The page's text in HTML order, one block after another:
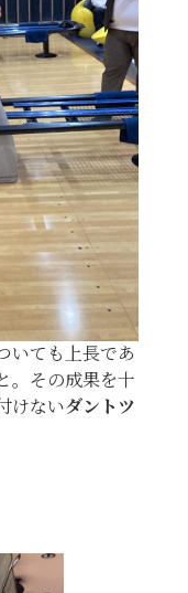
いても上長であ
。その成果を十
けないダントツ